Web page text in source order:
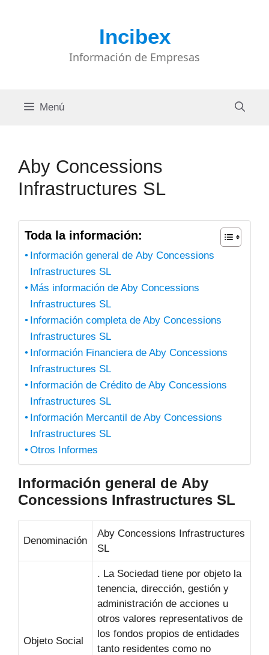
Incibex
Información de Empresas
Menú
Aby Concessions
Infrastructures SL
Toda la información:
Información general de Aby Concessions
Infrastructures SL
Más información de Aby Concessions
Infrastructures SL
Información completa de Aby Concessions
Infrastructures SL
Información Financiera de Aby Concessions
Infrastructures SL
Información de Crédito de Aby Concessions
Infrastructures SL
Información Mercantil de Aby Concessions
Infrastructures SL
Otros Informes
Información general de Aby
Concessions Infrastructures SL
Denominación
Aby Concessions Infrastructures
SL
Objeto Social
. La Sociedad tiene por objeto la
tenencia, dirección, gestión y
administración de acciones u
otros valores representativos de
los fondos propios de entidades
tanto residentes como no